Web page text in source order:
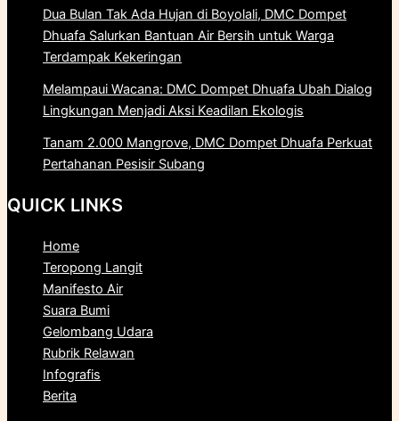
Dua Bulan Tak Ada Hujan di Boyolali, DMC Dompet
Dhuafa Salurkan Bantuan Air Bersih untuk Warga
Terdampak Kekeringan
Melampaui Wacana: DMC Dompet Dhuafa Ubah Dialog
Lingkungan Menjadi Aksi Keadilan Ekologis
Tanam 2.000 Mangrove, DMC Dompet Dhuafa Perkuat
Pertahanan Pesisir Subang
QUICK LINKS
Home
Teropong Langit
Manifesto Air
Suara Bumi
Gelombang Udara
Rubrik Relawan
Infografis
Berita